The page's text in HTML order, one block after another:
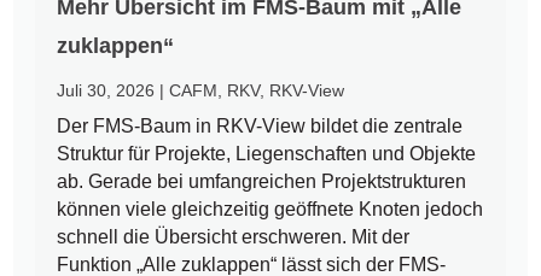
Mehr Übersicht im FMS-Baum mit „Alle
zuklappen“
Juli 30, 2026 |CAFM RKV, RKV-View
Der FMS-Baum in RKV-View bildet die zentrale
Struktur für Projekte, Liegenschaften und Objekte
ab. Gerade bei umfangreichen Projektstrukturen
können viele gleichzeitig geöffnete Knoten jedoch
schnell die Übersicht erschweren. Mit der
Funktion „Alle zuklappen“ lässt sich der FMS-